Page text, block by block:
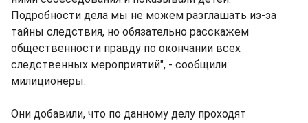
Подробности дела мы не можем разглашать из-за
тайны следствия, но обязательно расскажем
общественности правду по окончании всех
следственных мероприятий", - сообщили
милиционеры.
Они добавили, что по данному делу проходят